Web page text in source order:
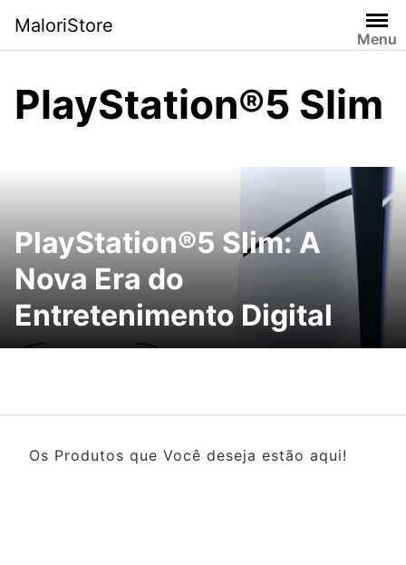
para
o
MaloriStore
Menu
PlayStation®5 Slim
PlayStation®5 Slim: A
Nova Era do
Entretenimento Digital
Os Produtos que Você deseja estão aqui!